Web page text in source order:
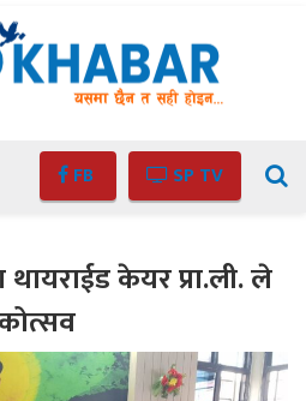
FB SP TV
केयर प्रा.ली. ले